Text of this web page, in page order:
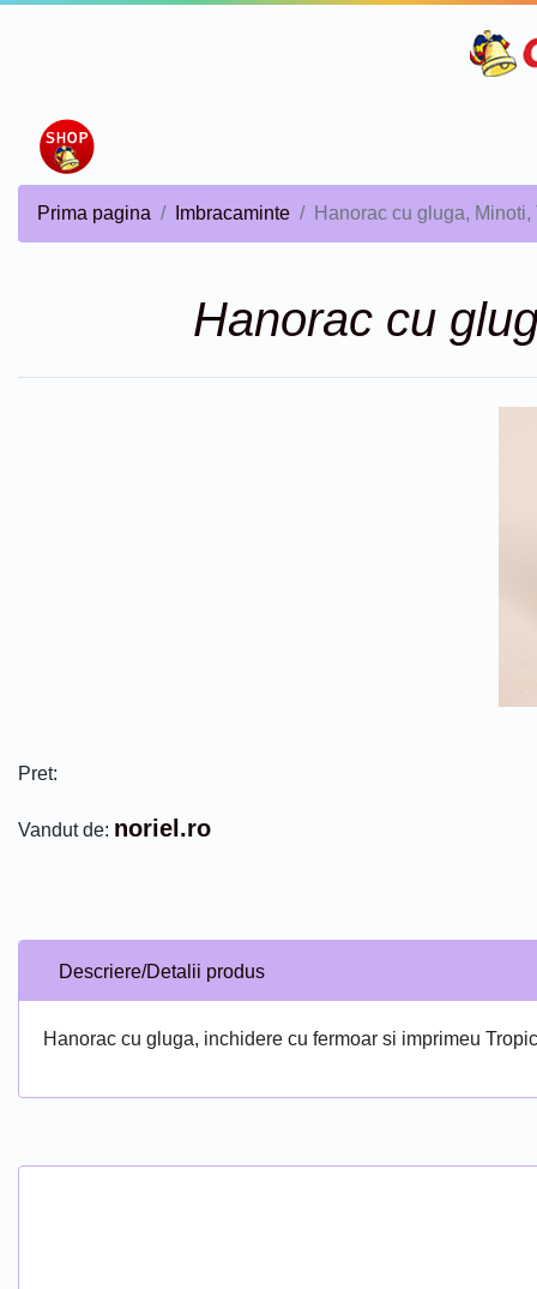
Prima pagina Imbracaminte Hanorac cu gluga,
Hanorac cu
Pret:
Vandut de: noriel.ro
Descriere/Detalii produs
Hanorac cu gluga, inchidere cu fermoar si imprimeu